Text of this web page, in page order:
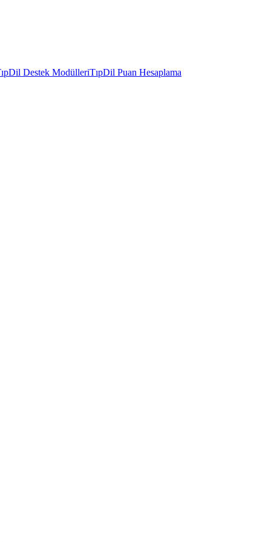
Destek ModülleriTıpDil Puan Hesaplama